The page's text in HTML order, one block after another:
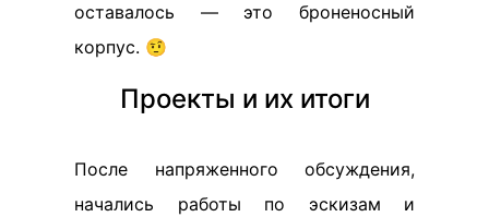
оставалось — это броненосный
корпус. 🤨
Проекты и их итоги
После напряженного обсуждения,
начались работы по эскизам и